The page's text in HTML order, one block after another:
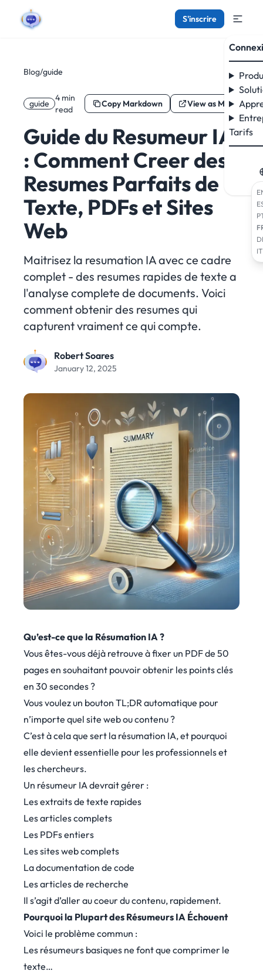
S'inscrire
Tarifs
IT
Blog/guide
guide
4 min
read
Copy Markdown View as Markdown
Guide du Resumeur IA
: Comment Creer des
Resumes Parfaits de
Texte, PDFs et Sites
Web
Maitrisez la resumation IA avec ce cadre
complet - des resumes rapides de texte a
l'analyse complete de documents. Voici
comment obtenir des resumes qui
capturent vraiment ce qui compte.
Robert Soares
January 12, 2025
Qu’est-ce que la Résumation IA ?
Vous êtes-vous déjà retrouve à fixer un PDF de 50
pages en souhaitant pouvoir obtenir les points clés
en 30 secondes ?
Vous voulez un bouton TL;DR automatique pour
n’importe quel site web ou contenu ?
C’est à cela que sert la résumation IA, et pourquoi
elle devient essentielle pour les professionnels et
les chercheurs.
Un résumeur IA devrait gérer :
Les extraits de texte rapides
Les articles complets
Les PDFs entiers
Les sites web complets
La documentation de code
Les articles de recherche
Il s’agit d’aller au coeur du contenu, rapidement.
Pourquoi la Plupart des Résumeurs IA Échouent
Voici le problème commun :
Les résumeurs basiques ne font que comprimer le
texte…